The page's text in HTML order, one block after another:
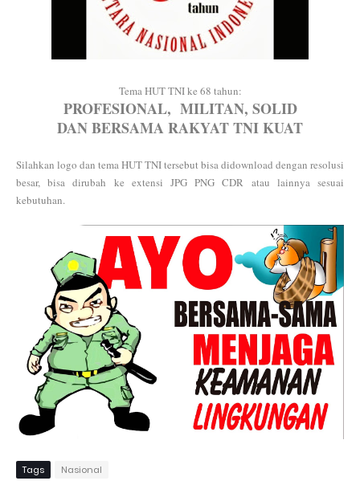
Tema HUT TNI ke 68 tahun:
PROFESIONAL, MILITAN, SOLID
DAN BERSAMA RAKYAT TNI KUAT
Silahkan logo dan tema HUT TNI tersebut bisa didownload dengan resolusi
besar, bisa dirubah ke extensi JPG PNG CDR atau lainnya sesuai
kebutuhan.
Tags Nasional